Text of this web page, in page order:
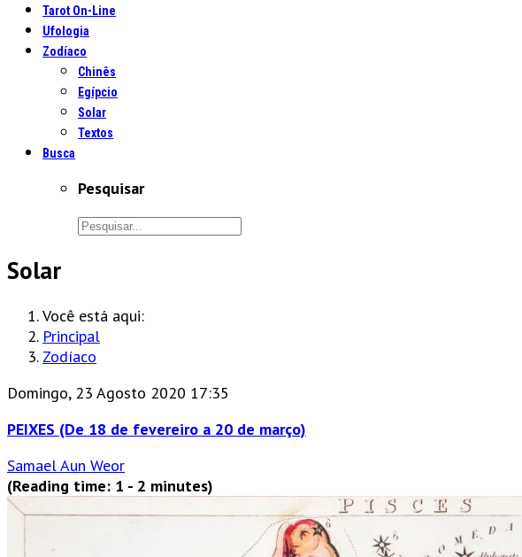
Tarot On-Line
Ufologia
Zodíaco
Chinês
Egípcio
Solar
Textos
Busca
Pesquisar
Solar
Você está aqui:
Principal
Zodíaco
Domingo, 23 Agosto 2020 17:35
PEIXES (De 18 de fevereiro a 20 de março)
Samael Aun Weor
(Reading time: 1 - 2 minutes)